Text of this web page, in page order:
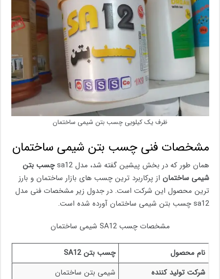
ظرف یک کیلویی چسب بتن شیمی ساختمان
مشخصات فنی چسب بتن شیمی ساختمان
همان طور که در بخش پیشین گفته شد، مدل sa12
چسب بتن
شیمی ساختمان از پرکاربرد ترین چسب های بازار ساختمان و بارز
ترین محصول این شرکت است. در جدول زیر مشخصات فنی مدل
sa12 چسب بتن شیمی ساختمان آورده شده است.
مشخصات چسب SA12 شیمی ساختمان
نام محصول چسب بتنSA12
شرکت تولید کننده
شیمی بتن ساختمان